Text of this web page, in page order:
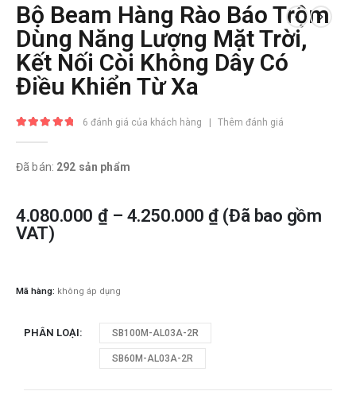
Bộ Beam Hàng Rào Báo Trộm
Dùng Năng Lượng Mặt Trời,
Kết Nối Còi Không Dây Có
Điều Khiển Từ Xa
6 đánh giá của khách hàng Thêm đánh giá
Đã bán: 292 sản phẩm
4.080.000 ₫– 4.250.000₫(Đã bao gồm
VAT)
Mã hàng: không áp dụng
PHÂN LOẠI SB100M-AL03A-2R
SB60M-AL03A-2R